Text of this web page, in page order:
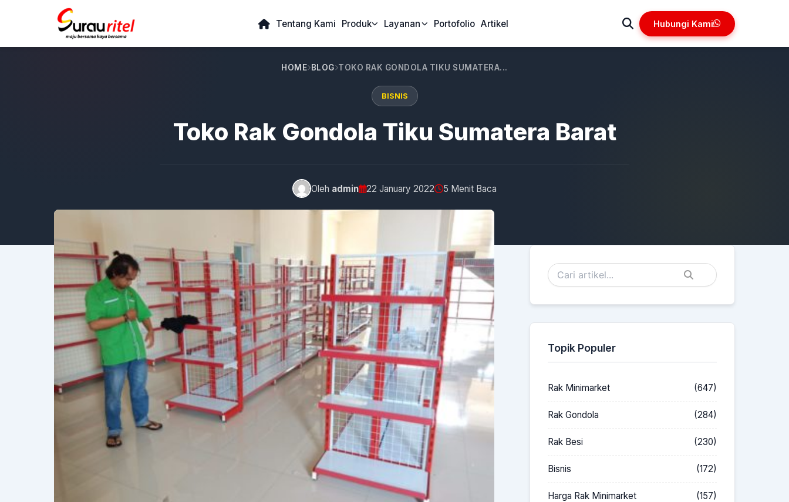
Tentang Kami Produk Layanan Portofolio Artikel Hubungi Kami
HOME BLOG TOKO RAK GONDOLA TIKU SUMATERA...
BISNIS
Toko Rak Gondola Tiku Sumatera Barat
Oleh admin 22 January 2022 5 Menit Baca
Topik Populer
Rak Minimarket (647)
Rak Gondola (284)
Rak Besi (230)
Bisnis (172)
Harga Rak Minimarket (157)